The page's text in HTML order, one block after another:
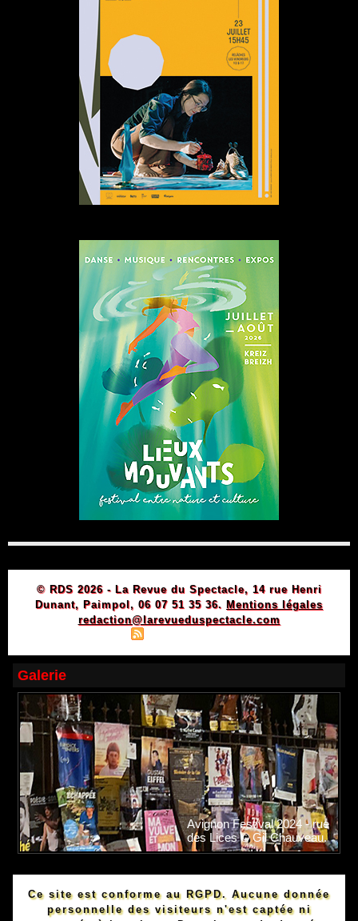
© RDS 2026 - La Revue du Spectacle, 14 rue Henri
Dunant, Paimpol, 06 07 51 35 36. Mentions légales
redaction@larevueduspectacle.com
Galerie
Avignon Festival 2024 - rue
des Lices © Gil Chauveau.
Ce site est conforme au RGPD. Aucune donnée
personnelle des visiteurs n'est captée ni